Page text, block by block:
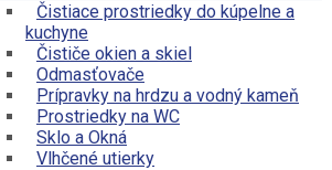
Čistiace prostriedky do kúpelne a
kuchyne
Čističe okien a skiel
Odmasťovače
Prípravky na hrdzu a vodný kameň
Prostriedky na WC
Sklo a Okná
Vlhčené utierky